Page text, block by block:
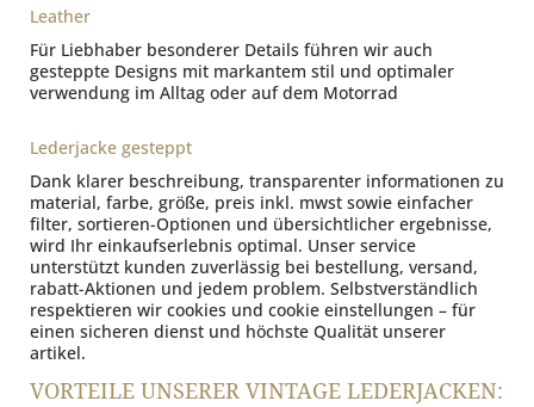
Leather
Für Liebhaber besonderer Details führen wir auch
gesteppte Designs mit markantem stil und optimaler
verwendung im Alltag oder auf dem Motorrad
Lederjacke gesteppt
Dank klarer beschreibung, transparenter informationen zu
material, farbe, größe, preis inkl. mwst sowie einfacher
filter, sortieren-Optionen und übersichtlicher ergebnisse,
wird Ihr einkaufserlebnis optimal. Unser service
unterstützt kunden zuverlässig bei bestellung, versand,
rabatt-Aktionen und jedem problem. Selbstverständlich
respektieren wir cookies und cookie einstellungen – für
einen sicheren dienst und höchste Qualität unserer
artikel.
VORTEILE UNSERER VINTAGE LEDERJACKEN: